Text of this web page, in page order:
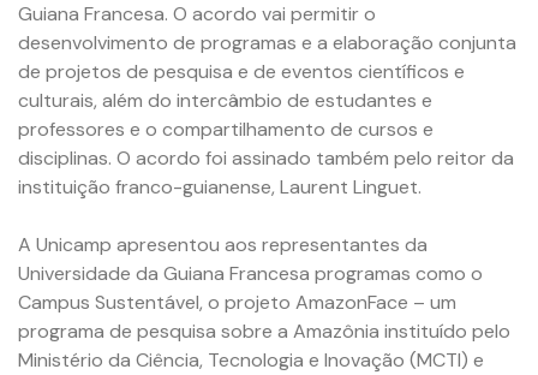
Guiana Francesa. O acordo vai permitir o
desenvolvimento de programas e a elaboração conjunta
de projetos de pesquisa e de eventos científicos e
culturais, além do intercâmbio de estudantes e
professores e o compartilhamento de cursos e
disciplinas. O acordo foi assinado também pelo reitor da
instituição franco-guianense, Laurent Linguet.
A Unicamp apresentou aos representantes da
Universidade da Guiana Francesa programas como o
Campus Sustentável, o projeto AmazonFace – um
programa de pesquisa sobre a Amazônia instituído pelo
Ministério da Ciência, Tecnologia e Inovação (MCTI) e